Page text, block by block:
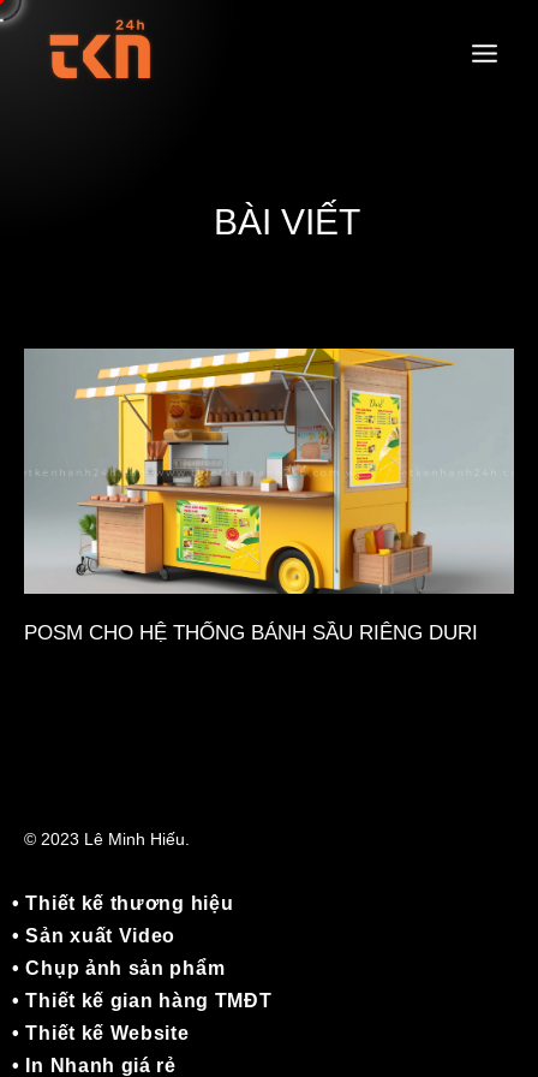
BÀI VIẾT
POSM CHO HỆ THỐNG BÁNH SẦU RIÊNG DURI
© 2023 Lê Minh Hiếu.
• Thiết kế thương hiệu
• Sản xuất Video
• Chụp ảnh sản phẩm
• Thiết kế gian hàng TMĐT
• Thiết kế Website
• In Nhanh giá rẻ